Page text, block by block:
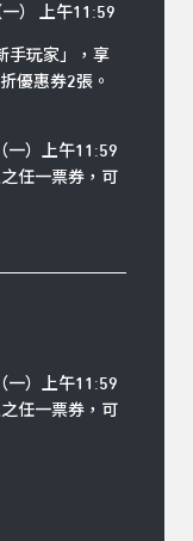
） 上午11:59
手玩家」，享
優惠券2張。
）上午11:59
任一票券，可
）上午11:59
任一票券，可